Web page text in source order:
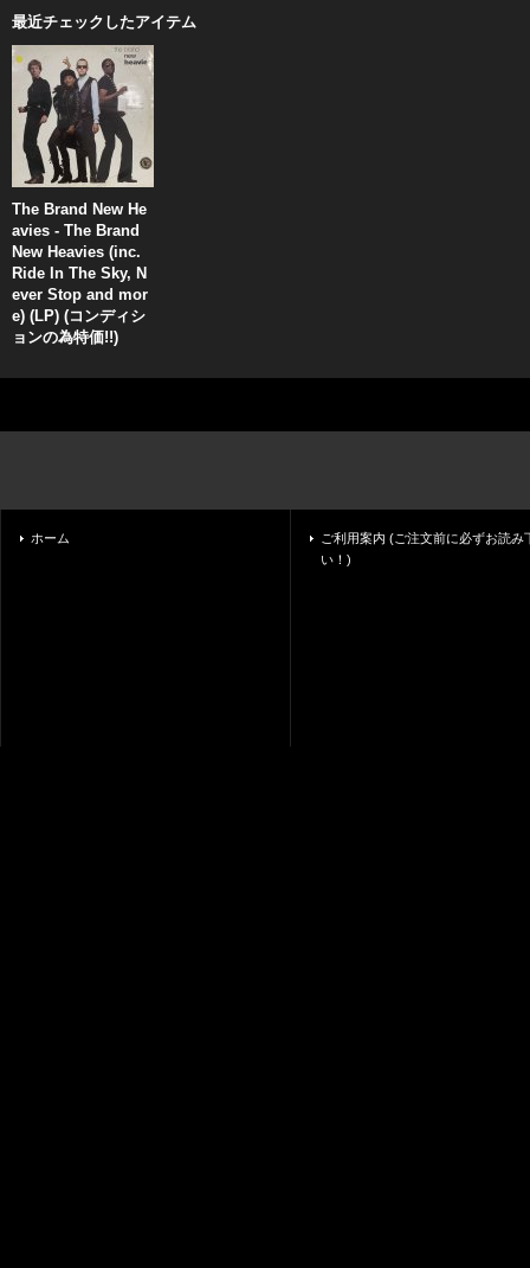
最近チェックしたアイテム
The Brand New He
avies - The Brand
New Heavies (inc.
Ride In The Sky, N
ever Stop and mor
e) (LP) (コンディシ
ョンの為特価!!)
ホーム
ご利用案内 (ご注文前に必ずお読み
い！)